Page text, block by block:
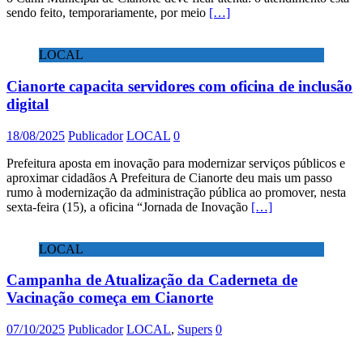
sendo feito, temporariamente, por meio […]
LOCAL
Cianorte capacita servidores com oficina de inclusão
digital
18/08/2025 Publicador LOCAL 0
Prefeitura aposta em inovação para modernizar serviços públicos e
aproximar cidadãos A Prefeitura de Cianorte deu mais um passo
rumo à modernização da administração pública ao promover, nesta
sexta-feira (15), a oficina “Jornada de Inovação […]
LOCAL
Campanha de Atualização da Caderneta de
Vacinação começa em Cianorte
07/10/2025 Publicador LOCAL, Supers 0